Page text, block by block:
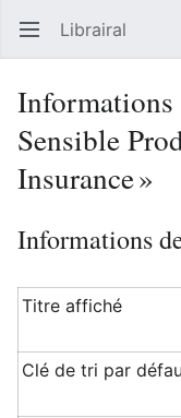
Ouvrir le menu principal Librairal
Sensible
Insurance »
Informations
Titre affiché
Clé de tri par